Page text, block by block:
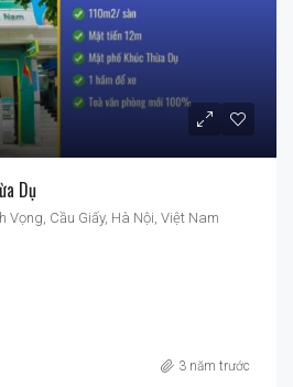
Dụ
Vọng, Cầu Giấy, Hà Nội, Việt Nam
3 năm trước